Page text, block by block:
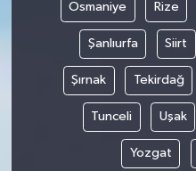
Osmaniye Rize
Şanlıurfa Siirt
Şırnak Tekirdağ
Tunceli Uşak
Yozgat